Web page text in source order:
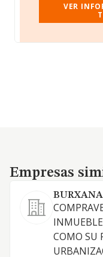
VER
Empresas similares
Empresas
BURXANA
COMO SU